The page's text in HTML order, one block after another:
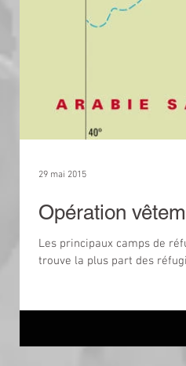
Opération
Les principaux camps de
trouve la plus part des
29 mai 2015